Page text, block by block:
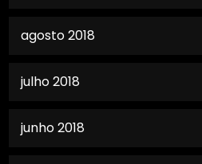
agosto 2018
julho 2018
junho 2018